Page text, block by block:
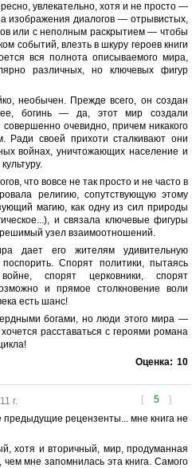
увлекательно, хотя и не просто —
изображения диалогов — отрывистых,
или с неполным раскрытием — чтобы
событий, влезть в шкуру героев книги
вся полнота описываемого мира,
различных, но ключевых фигур
необычен. Прежде всего, он создан
богинь — да, этот мир создали
очевидно, причем никакого
Ради своей прихоти сталкивают они
войнах, уничтожающих население и
что вовсе не так просто и не часто в
религию, сопутствующую этому
магию, как одну из сил природы
и связала ключевые фигуры
узел взаимоотношений.
дает его жителям удивительную
Спорят политики, пытаясь
спорят церковники, спорят
и прямое столкновение воли
есть шанс!
богами, но люди этого мира —
расставаться с героями романа
Оценка: 10
[ 5 ]
г.
предыдущие рецензенты... мне книга не
хотя и вторичный, мир, продуманная
чем мне запомнилась эта книга. Самого